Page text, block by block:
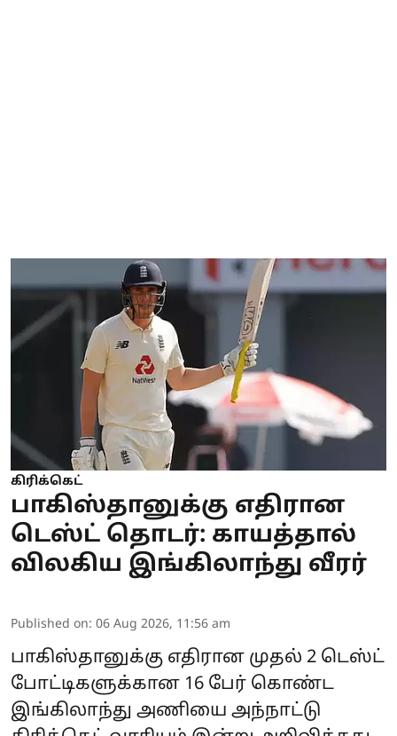
கிரிக்கெட்
பாகிஸ்தானுக்கு எதிரான
டெஸ்ட் தொடர்: காயத்தால்
விலகிய இங்கிலாந்து வீரர்
Published on: 06 Aug 2026, 11:56 am
பாகிஸ்தானுக்கு எதிரான முதல் 2 டெஸ்ட்
போட்டிகளுக்கான 16 பேர் கொண்ட
இங்கிலாந்து அணியை அந்நாட்டு